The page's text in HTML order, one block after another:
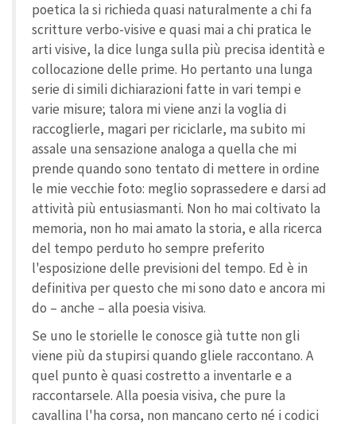
poetica la si richieda quasi naturalmente a chi fa
scritture verbo-visive e quasi mai a chi pratica le
arti visive, la dice lunga sulla più precisa identità e
collocazione delle prime. Ho pertanto una lunga
serie di simili dichiarazioni fatte in vari tempi e
varie misure; talora mi viene anzi la voglia di
raccoglierle, magari per riciclarle, ma subito mi
assale una sensazione analoga a quella che mi
prende quando sono tentato di mettere in ordine
le mie vecchie foto: meglio soprassedere e darsi ad
attività più entusiasmanti. Non ho mai coltivato la
memoria, non ho mai amato la storia, e alla ricerca
del tempo perduto ho sempre preferito
l'esposizione delle previsioni del tempo. Ed è in
definitiva per questo che mi sono dato e ancora mi
do – anche – alla poesia visiva.
Se uno le storielle le conosce già tutte non gli
viene più da stupirsi quando gliele raccontano. A
quel punto è quasi costretto a inventarle e a
raccontarsele. Alla poesia visiva, che pure la
cavallina l'ha corsa, non mancano certo né i codici